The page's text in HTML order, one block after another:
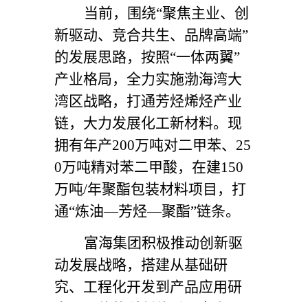
当前，围绕“聚焦主业、创
新驱动、竞合共生、品牌高端”
的发展思路，按照“一体两翼”
产业格局，全力实施渤海湾大
湾区战略，打通芳烃烯烃产业
链，大力发展化工新材料。现
拥有年产200万吨对二甲苯、25
0万吨精对苯二甲酸，在建150
万吨/年聚酯包装材料项目，打
通“炼油—芳烃—聚酯”链条。
富海集团积极推动创新驱
动发展战略，搭建从基础研
究、工程化开发到产品应用研